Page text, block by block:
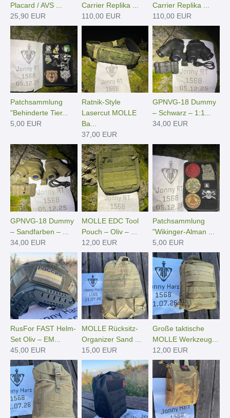
Placard / AVS ...
25,90 EUR
Carrier Replika ...
110,00 EUR
Carrier Replika ...
110,00 EUR
Patchsammlung
"Behinderte Tier...
5,00 EUR
Ratnik-Style
Lasercut MOLLE
Ba...
37,00 EUR
GPNVG-18 Dummy
– Schwarz – 1:1...
34,00 EUR
GPNVG-18 Dummy
– Sandfarben – ...
34,00 EUR
MOLLE EDC Tool
Pouch – Oliv – ...
12,00 EUR
Patchsammlung
"Wikinger-Alman ...
5,00 EUR
RusFor FAST Helm-
Set Oliv – EM...
45,00 EUR
MOLLE Rücksitz-
Organizer Sand ...
15,00 EUR
Große taktische
MOLLE Werkzeug...
12,00 EUR